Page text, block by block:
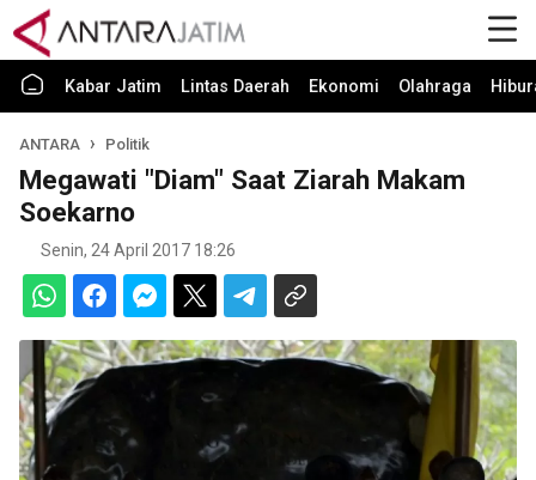
Kabar Jatim Lintas Daerah Ekonomi Olahraga
ANTARA Politik
Megawati "Diam" Saat Ziarah Makam
Soekarno
Senin, 24 April 2017 18:26